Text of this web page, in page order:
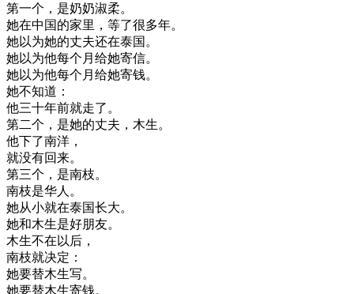
第一个 ， 是奶奶淑柔。
她在中国的家里 ， 等了很多年。
她以为她的丈夫还在泰国。
她以为他每个月 给她寄信。
她以为他每个月 给她寄钱。
她不知道 ：
他三十年前就走了。
第二个 ， 是她的丈夫 ， 木生。
他下了南洋 ，
就没有回来。
第三个 ， 是南枝。
南枝是华人。
她从小就在泰国长大。
她和木生是好朋友。
木生不在以后 ，
南枝就决定 ：
她要替木生写。
她要替木生寄钱。